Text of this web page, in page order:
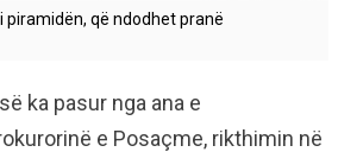
që ndodhet pranë
ka pasur nga ana e
e Posaçme, rikthimin në